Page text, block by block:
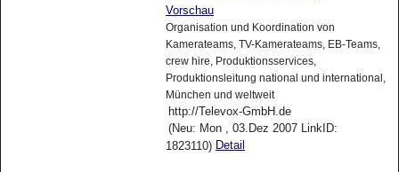
Vorschau
Organisation und Koordination von
Kamerateams, TV-Kamerateams, EB-Teams,
crew hire, Produktionsservices,
Produktionsleitung national und international,
München und weltweit
http://Televox-GmbH.de
(Neu: Mon , 03.Dez 2007 LinkID:
1823110) Detail